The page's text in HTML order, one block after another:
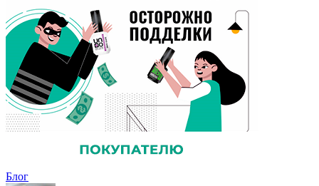
Блог